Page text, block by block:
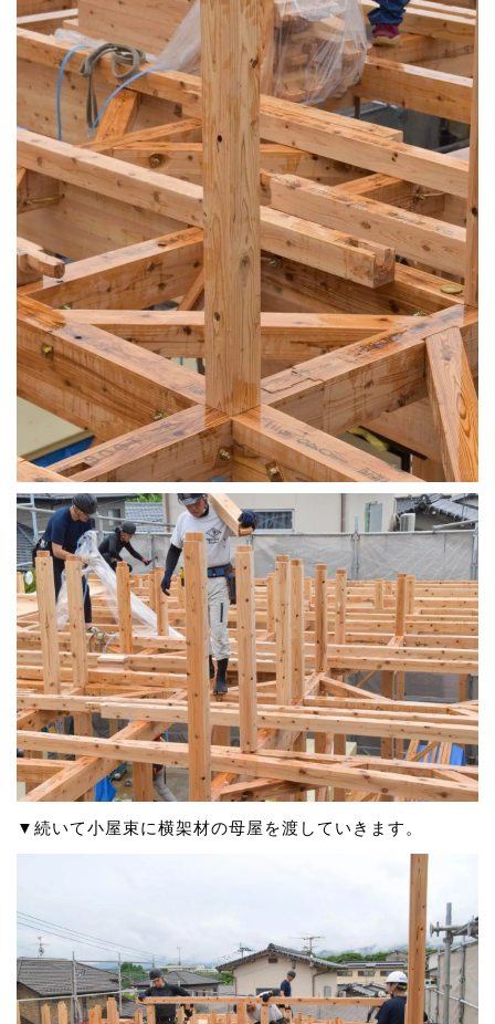
▼続いて小屋束に横架材の母屋を渡していきます。